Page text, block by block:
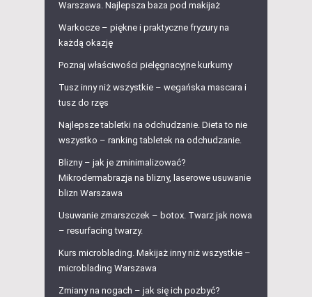
Warszawa. Najlepsza baza pod makijaż
Warkocze – piękne i praktyczne fryzury na
każdą okazję
Poznaj właściwości pielęgnacyjne kurkumy
Tusz inny niż wszystkie – wegańska mascara i
tusz do rzęs
Najlepsze tabletki na odchudzanie. Dieta to nie
wszystko – ranking tabletek na odchudzanie.
Blizny – jak je zminimalizować?
Mikrodermabrazja na blizny, laserowe usuwanie
blizn Warszawa
Usuwanie zmarszczek – botox. Twarz jak nowa
– resurfacing twarzy.
Kurs microblading. Makijaż inny niż wszystkie –
microblading Warszawa
Zmiany na nogach – jak się ich pozbyć?